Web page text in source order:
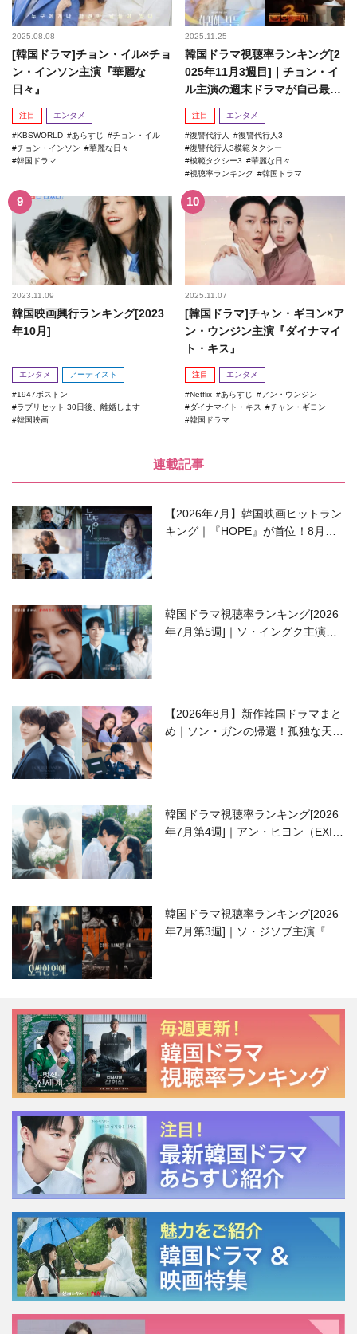
2025.08.08
[韓国ドラマ]チョン・イル×チョ
ン・インソン主演『華麗な
日々』
注目 エンタメ
KBSWORLD あらすじ
チョン・イル
チョン・インソン
華麗な日々
韓国ドラマ
2025.11.25
韓国ドラマ視聴率ランキング[2
025年11月3週目]｜チョン・イ
ル主演の週末ドラマが自己最高
記録を更新！
注目 エンタメ
復讐代行人
復讐代行人3
復讐代行人3模範タクシー
模範タクシー3
華麗な日々
視聴率ランキング
韓国ドラマ
2023.11.09
韓国映画興行ランキング[2023
年10月]
エンタメ アーティスト
1947ボストン
ラブリセット 30日後、離婚します
韓国映画
2025.11.07
[韓国ドラマ]チャン・ギヨン×ア
ン・ウンジン主演『ダイナマイ
ト・キス』
注目 エンタメ
Netflix あらすじ
アン・ウンジン
ダイナマイト・キス
チャン・ギヨン
韓国ドラマ
連載記事
【2026年7月】韓国映画ヒットラン
キング｜『HOPE』が首位！8月公
韓国ドラマ視聴率ランキング[2026
年7月第5週]｜ソ・イングク主演の
【2026年8月】新作韓国ドラマまと
め｜ソン・ガンの帰還！孤独な天才
韓国ドラマ視聴率ランキング[2026
年7月第4週]｜アン・ヒヨン（EXID
韓国ドラマ視聴率ランキング[2026
年7月第3週]｜ソ・ジソブ主演『エ